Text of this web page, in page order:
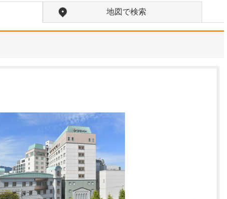
地図で検索
た保坂先生が、開業を決意された経緯をお聞かせ
精神神経科での研鑽を経
を…